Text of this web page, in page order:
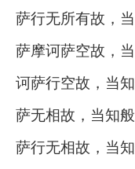
萨行无所有故，
萨摩诃萨空故，
诃萨行空故，当
萨无相故，当知
萨行无相故，当